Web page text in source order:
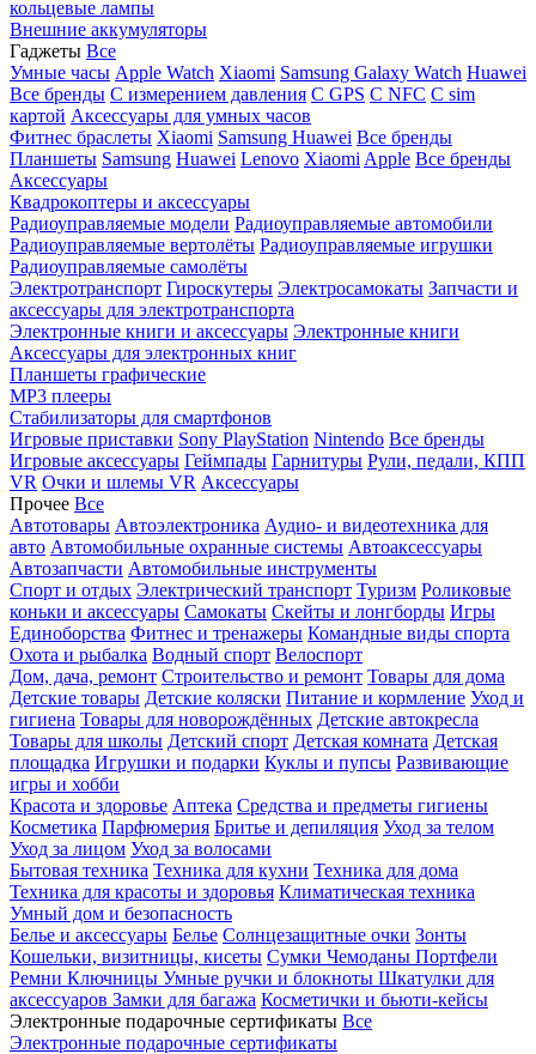
кольцевые лампы
Внешние аккумуляторы
Гаджеты Все
Умные часы Apple Watch Xiaomi Samsung Galaxy Watch Huawei
Все бренды C измерением давления C GPS C NFC C sim
картой Аксессуары для умных часов
Фитнес браслеты Xiaomi Samsung Huawei Все бренды
Планшеты Samsung Huawei Lenovo Xiaomi Apple Все бренды
Аксессуары
Квадрокоптеры и аксессуары
Радиоуправляемые модели Радиоуправляемые автомобили
Радиоуправляемые вертолёты Радиоуправляемые игрушки
Радиоуправляемые самолёты
Электротранспорт Гироскутеры Электросамокаты Запчасти и
аксессуары для электротранспорта
Электронные книги и аксессуары Электронные книги
Аксессуары для электронных книг
Планшеты графические
MP3 плееры
Стабилизаторы для смартфонов
Игровые приставки Sony PlayStation Nintendo Все бренды
Игровые аксессуары Геймпады Гарнитуры Рули, педали, КПП
VR Очки и шлемы VR Аксессуары
Прочее Все
Автотовары Автоэлектроника Аудио- и видеотехника для
авто Автомобильные охранные системы Автоаксессуары
Автозапчасти Автомобильные инструменты
Спорт и отдых Электрический транспорт Туризм Роликовые
коньки и аксессуары Самокаты Скейты и лонгборды Игры
Единоборства Фитнес и тренажеры Командные виды спорта
Охота и рыбалка Водный спорт Велоспорт
Дом, дача, ремонт Строительство и ремонт Товары для дома
Детские товары Детские коляски Питание и кормление Уход и
гигиена Товары для новорождённых Детские автокресла
Товары для школы Детский спорт Детская комната Детская
площадка Игрушки и подарки Куклы и пупсы Развивающие
игры и хобби
Красота и здоровье Аптека Средства и предметы гигиены
Косметика Парфюмерия Бритье и депиляция Уход за телом
Уход за лицом Уход за волосами
Бытовая техника Техника для кухни Техника для дома
Техника для красоты и здоровья Климатическая техника
Умный дом и безопасность
Белье и аксессуары Белье Солнцезащитные очки Зонты
Кошельки, визитницы, кисеты Сумки Чемоданы Портфели
Ремни Ключницы Умные ручки и блокноты Шкатулки для
аксессуаров Замки для багажа Косметички и бьюти-кейсы
Электронные подарочные сертификаты Все
Электронные подарочные сертификаты